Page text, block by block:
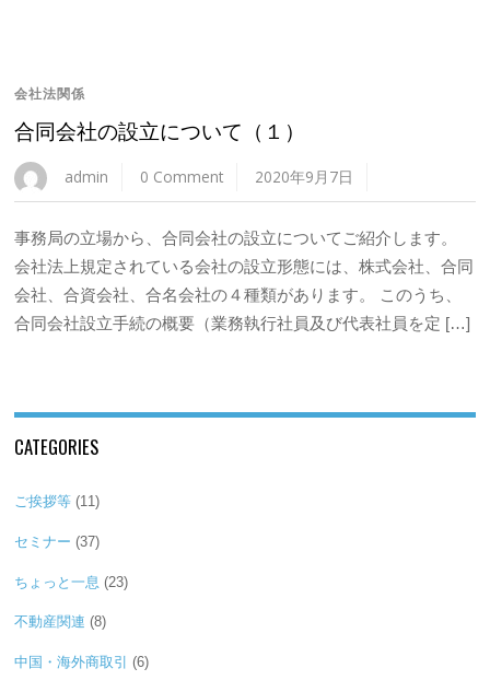
会社法関係
合同会社の設立について（１）
admin 0 Comment 2020年9月7日
事務局の立場から、合同会社の設立についてご紹介します。
会社法上規定されている会社の設立形態には、株式会社、合同
会社、合資会社、合名会社の４種類があります。 このうち、
合同会社設立手続の概要（業務執行社員及び代表社員を定 […]
CATEGORIES
ご挨拶等 (11)
セミナー (37)
ちょっと一息 (23)
不動産関連 (8)
中国・海外商取引 (6)